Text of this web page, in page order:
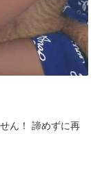
ん！ 諦めずに再